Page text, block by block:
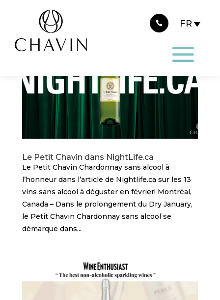
Le Petit Chavin dans NightLife.ca
Le Petit Chavin Chardonnay sans alcool à
l’honneur dans l’article de Nightlife.ca sur les 13
vins sans alcool à déguster en février! Montréal,
Canada – Dans le prolongement du Dry January,
le Petit Chavin Chardonnay sans alcool se
démarque dans...